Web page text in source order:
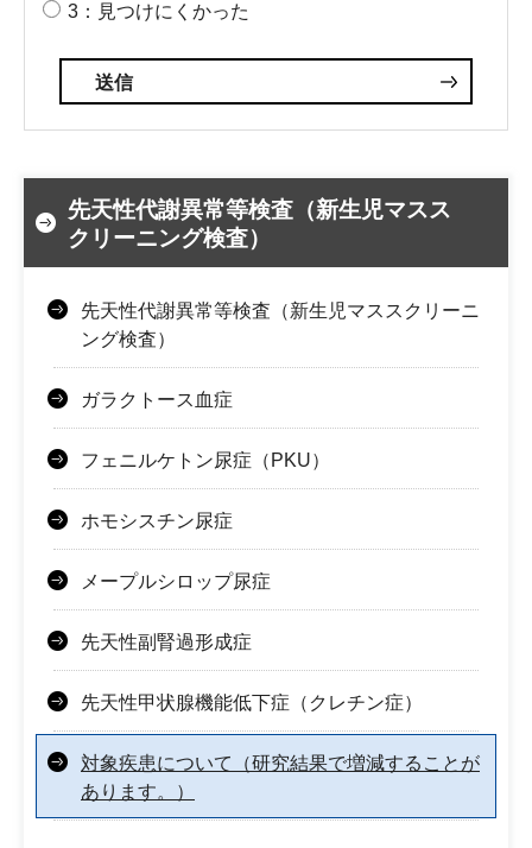
3：見つけにくかった
先天性代謝異常等検査（新生児マスス
クリーニング検査）
先天性代謝異常等検査（新生児マススクリーニ
ング検査）
ガラクトース血症
フェニルケトン尿症（PKU）
ホモシスチン尿症
メープルシロップ尿症
先天性副腎過形成症
先天性甲状腺機能低下症（クレチン症）
対象疾患について（研究結果で増減することが
あります。）